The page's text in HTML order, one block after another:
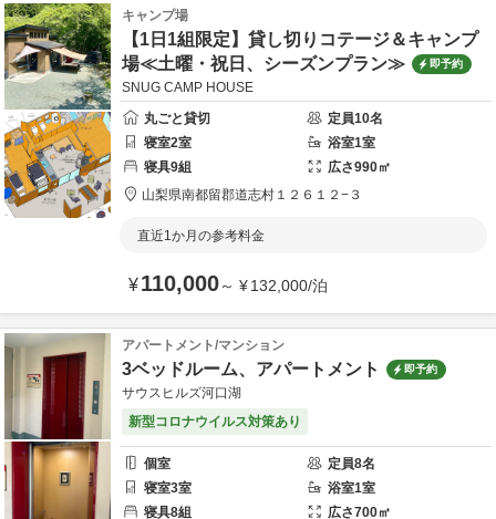
キャンプ場
【1日1組限定】貸し切りコテージ＆キャンプ
場≪土曜・祝日、シーズンプラン≫
即予約
SNUG CAMP HOUSE
丸ごと貸切
定員10名
寝室2室 浴室1室
寝具9組 広さ990㎡
山梨県南都留郡道志村１２６１２−３
直近1か月の参考料金
¥110,000～ ¥132,000/泊
アパートメント/マンション
3ベッドルーム、アパートメント 即予約
サウスヒルズ河口湖
新型コロナウイルス対策あり
個室 定員8名
寝室3室 浴室1室
寝具8組 広さ700㎡